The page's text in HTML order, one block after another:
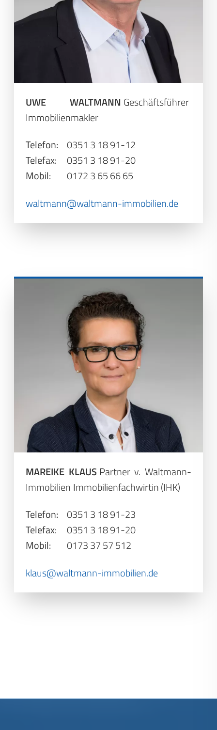
UWE WALTMANN Geschäftsführer
Immobilienmakler
Telefon:
0351 3 18 91-12
Telefax:
0351 3 18 91-20
Mobil:
0172 3 65 66 65
waltmann@waltmann-immobilien.de
MAREIKE KLAUS Partner v. Waltmann-
Immobilien Immobilienfachwirtin (IHK)
Telefon:
0351 3 18 91-23
Telefax:
0351 3 18 91-20
Mobil:
0173 37 57 512
klaus@waltmann-immobilien.de